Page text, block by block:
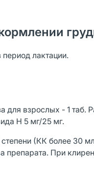
лактации.
взрослых - 1 таб.
Н 5 мг/25 мг.
(КК более 30
При